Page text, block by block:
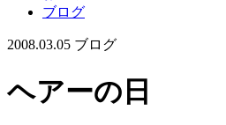
ブログ
2008.03.05 ブログ
ヘアーの日